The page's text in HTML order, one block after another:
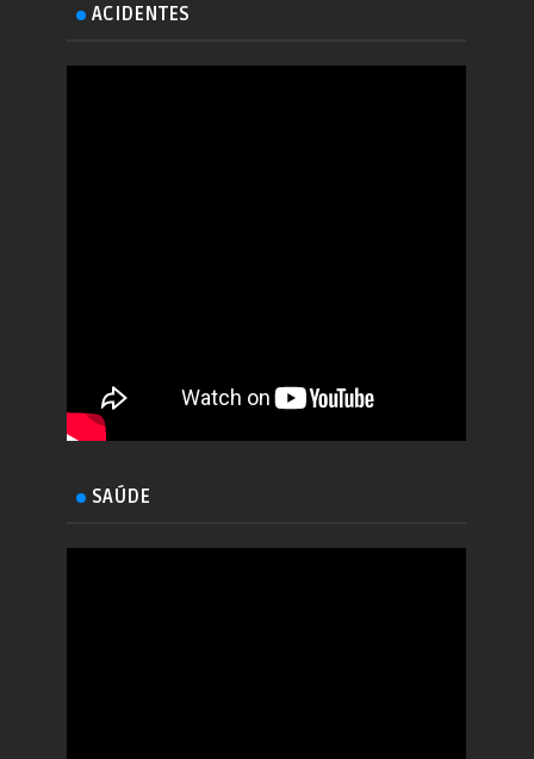
ACIDENTES
SAÚDE